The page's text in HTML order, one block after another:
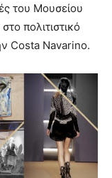
του Μουσείου
πολιτιστικό
Costa Navarino.